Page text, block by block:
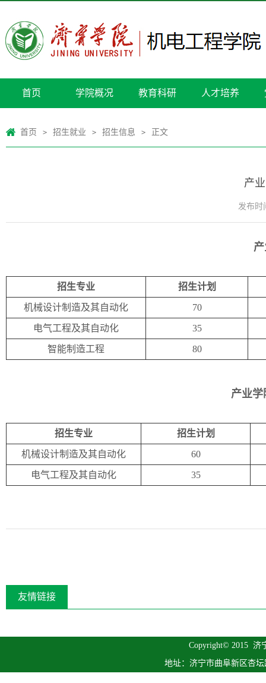
首页 学院概况 教育科研 人才培养
首页 > 招生就业 > 招生信息 > 正文
产
发布时
招生专业 招生计划
机械设计制造及其自动化 70
电气工程及其自动化 35
智能制造工程 80
产业学
招生专业 招生计划
机械设计制造及其自动化 60
电气工程及其自动化 35
友情链接
Copyright© 2015 济
地址：济宁市曲阜新区杏